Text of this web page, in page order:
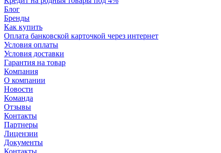
Блог
Бренды
Как купить
Оплата банковской карточкой через интернет
Условия оплаты
Условия доставки
Гарантия на товар
Компания
О компании
Новости
Команда
Отзывы
Контакты
Партнеры
Лицензии
Документы
Контакты